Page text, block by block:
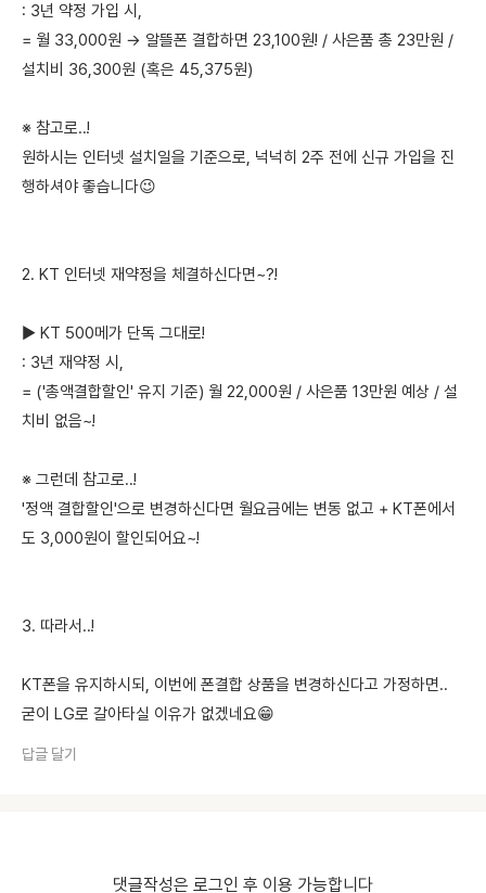
: 3년 약정 가입 시,
= 월 33,000원 → 알뜰폰 결합하면 23,100원! / 사은품 총 23만원 /
설치비 36,300원 (혹은 45,375원)
※ 참고로..!
원하시는 인터넷 설치일을 기준으로, 넉넉히 2주 전에 신규 가입을 진
행하셔야 좋습니다😉
2. KT 인터넷 재약정을 체결하신다면~?!
▶ KT 500메가 단독 그대로!
: 3년 재약정 시,
= ('총액결합할인' 유지 기준) 월 22,000원 / 사은품 13만원 예상 / 설
치비 없음~!
※ 그런데 참고로..!
'정액 결합할인'으로 변경하신다면 월요금에는 변동 없고 + KT폰에서
도 3,000원이 할인되어요~!
3. 따라서..!
KT폰을 유지하시되, 이번에 폰결합 상품을 변경하신다고 가정하면..
굳이 LG로 갈아타실 이유가 없겠네요😁
답글 달기
댓글작성은 로그인 후 이용 가능합니다